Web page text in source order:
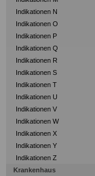
Indikationen N
Indikationen O
Indikationen P
Indikationen Q
Indikationen R
Indikationen S
Indikationen T
Indikationen U
Indikationen V
Indikationen W
Indikationen X
Indikationen Y
Indikationen Z
Krankenhaus